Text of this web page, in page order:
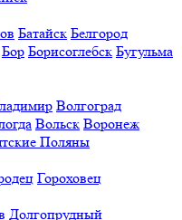
Батайск Белгород
Бор Борисоглебск Бугульма
Волгоград
Вольск Воронеж
Поляны
Гороховец
Долгопрудный